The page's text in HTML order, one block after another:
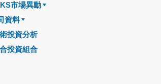
市場異動
資料
投資分析
投資組合